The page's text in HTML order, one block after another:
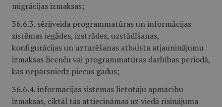
migrācijas izmaksas;
36.6.3. sērijveida programmatūras un informācijas
sistēmas iegādes, izstrādes, uzstādīšanas,
konfigurācijas un uzturēšanas atbalsta atjauninājumu
izmaksas licenču vai programmatūras darbības periodā,
kas nepārsniedz piecus gadus;
36.6.4. informācijas sistēmas lietotāju apmācību
izmaksas, ciktāl tās attiecināmas uz viedā risinājuma